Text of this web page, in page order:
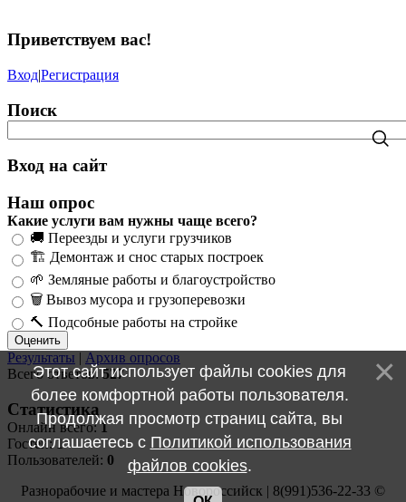
Приветствуем вас!
Вход|Регистрация
Поиск
Вход на сайт
Наш опрос
Какие услуги вам нужны чаще всего?
🚚 Переезды и услуги грузчиков
🏗️ Демонтаж и снос старых построек
🌱 Земляные работы и благоустройство
🗑️ Вывоз мусора и грузоперевозки
🔨 Подсобные работы на стройке
Результаты | Архив опросов
Всего ответов:527
Статистика
Онлайн всего:1
Гостей:1
Пользователей: 0
Разнорабочие и мастера Новороссийск | 8(991)536-22-33 ©
Этот сайт использует файлы cookies для
более комфортной работы пользователя.
Продолжая просмотр страниц сайта, вы
соглашаетесь с Политикой использования
файлов cookies.